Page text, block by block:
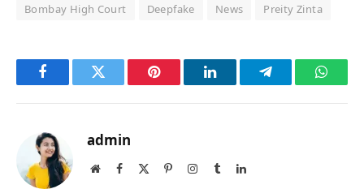
Bombay High Court
Deepfake News Preity Zinta
FacebookTwitter Pinterest LinkedInTelegram
admin
WebsiteFacebook PinterestInstagram
TumblrLinkedIn